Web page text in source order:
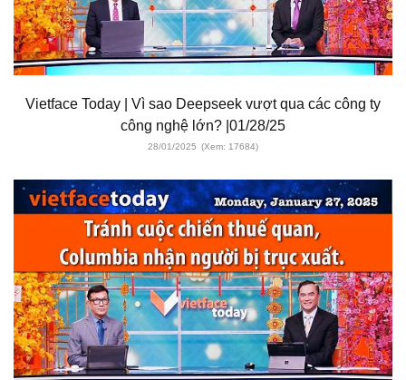
Vietface Today | Vì sao Deepseek vượt qua các công ty
công nghệ lớn? |01/28/25
28/01/2025 (Xem: 17684)